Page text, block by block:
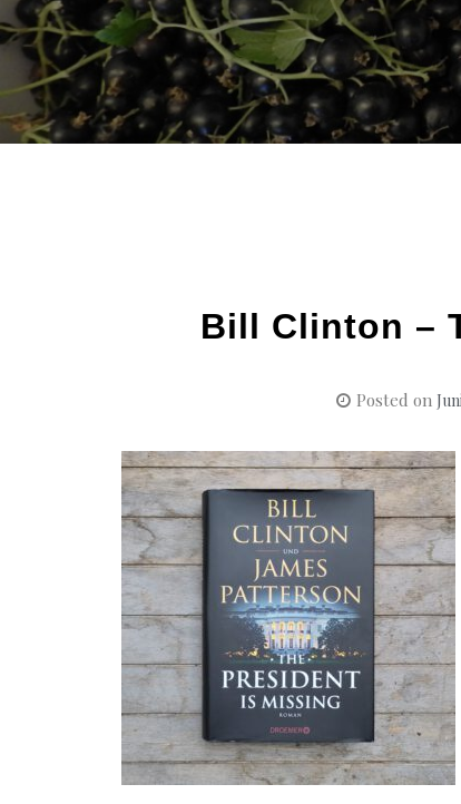
Bill Clinton –
Posted on